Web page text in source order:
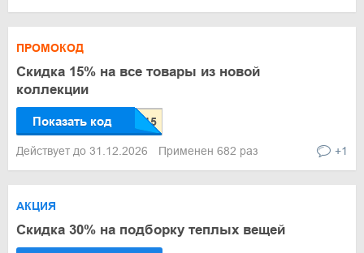
ПРОМОКОД
Скидка 15% на все товары из новой
коллекции
Показать код
Действует до 31.12.2026 Применен 682 раз +1
АКЦИЯ
Скидка 30% на подборку теплых вещей